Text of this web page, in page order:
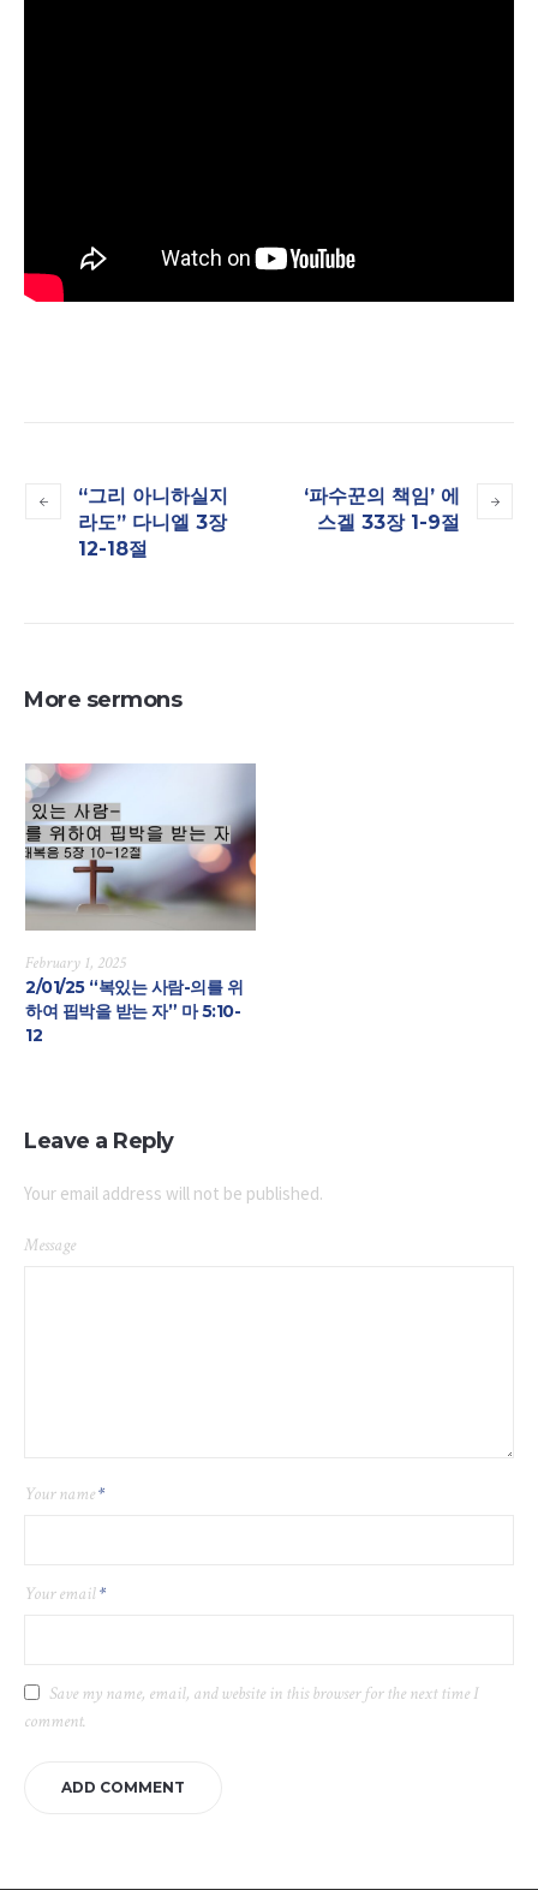
“그리 아니하실지
라도” 다니엘 3장
12-18절
‘파수꾼의 책임’ 에
스겔 33장 1-9절
More sermons
February 1, 2025
2/01/25 “복있는 사람-의를 위
하여 핍박을 받는 자” 마 5:10-
12
Leave a Reply
Your email address will not be published.
Message
Your name*
Your email*
Save my name, email, and website in this browser for the next time I
comment.